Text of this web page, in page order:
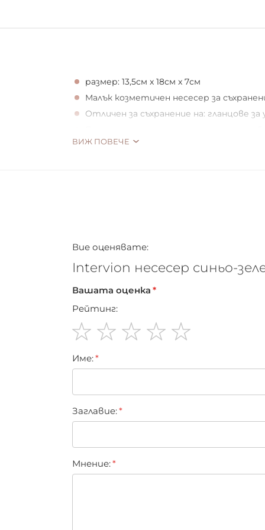
размер: 13,5см x 18см x 7см
Малък козметичен несесер за
Отличен за съхранение на: гланцове
Изработен от материал, устойчив на
ВИЖ ПОВЕЧЕ
Вие оценявате:
Intervion несесер синьо-
Вашата оценка
Рейтинг:
star
stars
stars
stars
stars
Име:
Заглавиe:
Мнение: